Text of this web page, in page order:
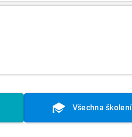
Všechna školení